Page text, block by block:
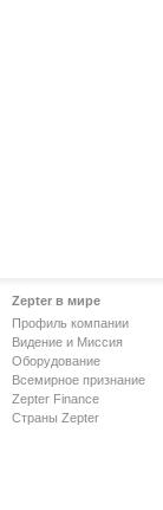
Zepter в мире
Профиль компании
Видение и Миссия
Оборудование
Всемирное признание
Zepter Finance
Страны Zepter